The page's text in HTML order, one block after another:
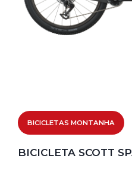
BICICLETAS MONTANHA
BICICLETA SCOTT